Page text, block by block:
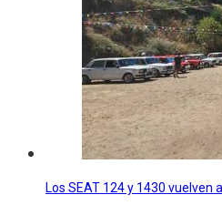
Los SEAT 124 y 1430